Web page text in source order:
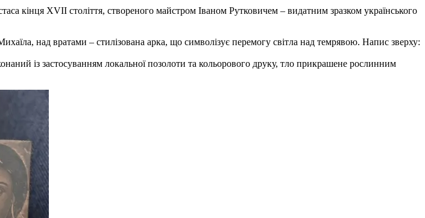
кінця XVII століття, створеного майстром Іваном Рутковичем – видатним зразком українського
над вратами – стилізована арка, що символізує перемогу світла над темрявою. Напис зверху:
із застосуванням локальної позолоти та кольорового друку, тло прикрашене рослинним